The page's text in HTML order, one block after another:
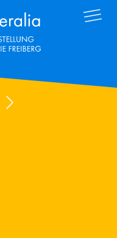
Terra